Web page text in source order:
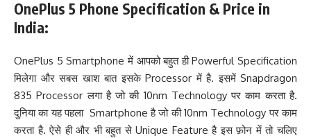
OnePlus 5 Phone Specification & Price in
India:
OnePlus 5 Smartphone में आपको बहुत ही Powerful Specification
मिलेगा और सबस खाश बात इसके Processor में है. इसमें Snapdragon
835 Processor लगा है जो की 10nm Technology पर काम करता है.
दुनिया का यह पहला Smartphone है जो की 10nm Technology पर काम
करता है. ऐसे ही और भी बहुत से Unique Feature है इस फ़ोन में तो चलिए